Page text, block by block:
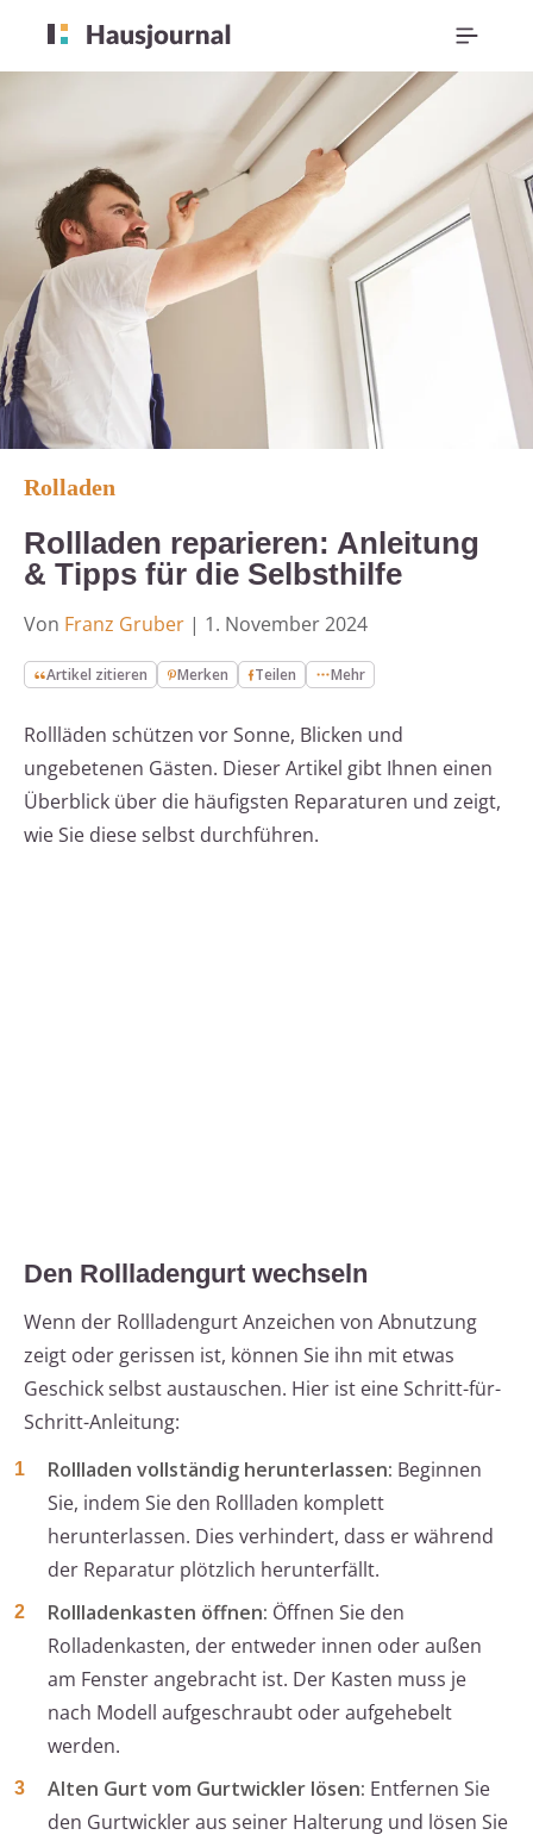
Rolladen
Rollladen reparieren: Anleitung
& Tipps für die Selbsthilfe
Von Franz Gruber | 1. November 2024
Artikel zitieren Merken Teilen Mehr
Rollläden schützen vor Sonne, Blicken und
ungebetenen Gästen. Dieser Artikel gibt Ihnen einen
Überblick über die häufigsten Reparaturen und zeigt,
wie Sie diese selbst durchführen.
Den Rollladengurt wechseln
Wenn der Rollladengurt Anzeichen von Abnutzung
zeigt oder gerissen ist, können Sie ihn mit etwas
Geschick selbst austauschen. Hier ist eine Schritt-für-
Schritt-Anleitung:
Rollladen vollständig herunterlassen: Beginnen
Sie, indem Sie den Rollladen komplett
herunterlassen. Dies verhindert, dass er während
der Reparatur plötzlich herunterfällt.
Rollladenkasten öffnen: Öffnen Sie den
Rolladenkasten, der entweder innen oder außen
am Fenster angebracht ist. Der Kasten muss je
nach Modell aufgeschraubt oder aufgehebelt
werden.
Alten Gurt vom Gurtwickler lösen: Entfernen Sie
den Gurtwickler aus seiner Halterung und lösen Sie